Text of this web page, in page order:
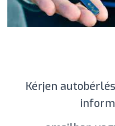
Kérjen